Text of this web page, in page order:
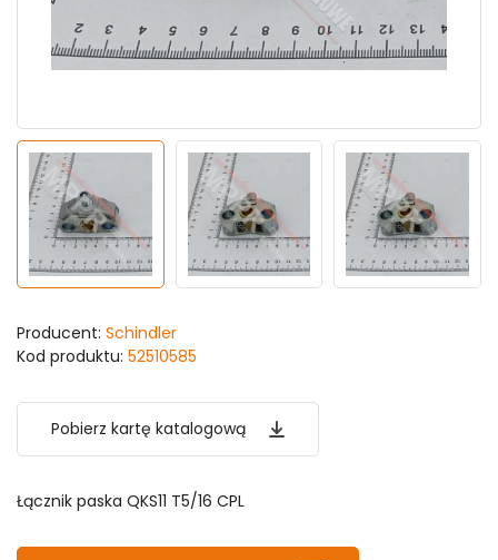
Producent: Schindler
Kod produktu: 52510585
Pobierz kartę katalogową
Łącznik paska QKS11 T5/16 CPL